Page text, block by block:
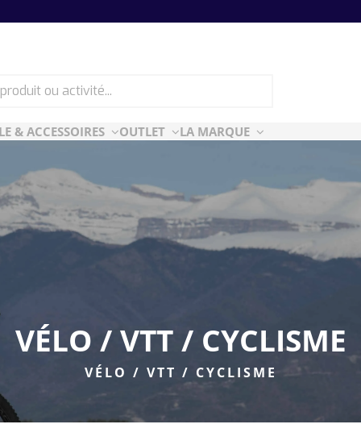
ESSENTIELLES
ski
Air
& ACCESSOIRES OUTLET LA MARQUE
VÉLO / VTT / CYCLISME
VÉLO / VTT / CYCLISME